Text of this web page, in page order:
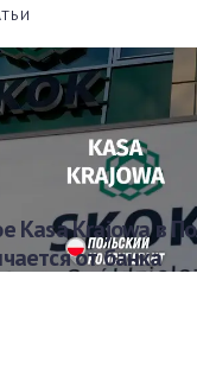
имя и email для
Отправить
Kasa Krajowa в
от банка